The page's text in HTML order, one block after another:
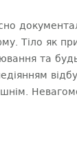
Тіло як
та